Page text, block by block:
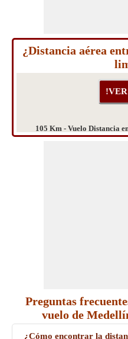
¿Distancia aérea
105 Km - Vuelo Distancia
Preguntas
vuelo de
¿Cómo encontrar la